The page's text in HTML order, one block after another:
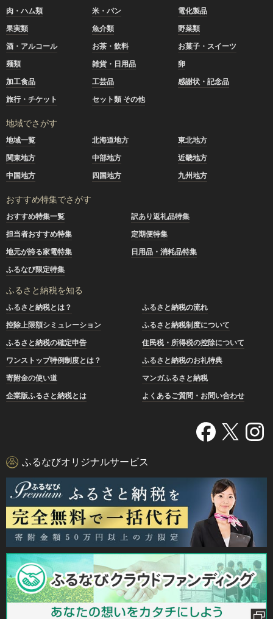
肉・ハム類 米・パン
電化製品
果実類
魚介類
野菜類
酒・アルコール
お茶・飲料
お菓子・スイーツ
麺類
雑貨・日用品
卵
加工食品
工芸品
感謝状・記念品
旅行・チケット
セット類 その他
地域でさがす
地域一覧 北海道地方
東北地方
関東地方
中部地方
近畿地方
中国地方
四国地方 九州地方
おすすめ特集でさがす
おすすめ特集一覧
訳あり返礼品特集
担当者おすすめ特集
定期便特集
地元が誇る家電特集
日用品・消耗品特集
ふるなび限定特集
ふるさと納税を知る
ふるさと納税とは？
ふるさと納税の流れ
控除上限額シミュレーション
ふるさと納税制度について
ふるさと納税の確定申告
住民税・所得税の控除について
ワンストップ特例制度とは？
ふるさと納税のお礼特典
寄附金の使い道
マンガふるさと納税
企業版ふるさと納税とは
よくあるご質問・お問い合わせ
ふるなびオリジナルサービス